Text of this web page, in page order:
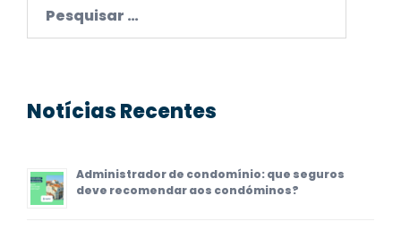
por:
Notícias Recentes
Administrador de condomínio: que seguros
deve recomendar aos condóminos?